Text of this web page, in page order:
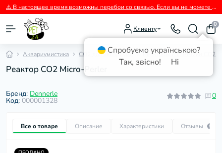
⚠️ В настоящее время возможны перебои со связью. Если вы не можете дозвониться, пожалуйста, пишите нам в Viber.
Клиенту
0
Аквариумистика СО2 для аквариума Реакторы и счетчики СО2
Реактор CO2 Micro-Perler
Бренд: Dennerle
Код: 000001328
0
Все о товаре Описание Характеристики Отзывы 0
Спробуємо українською?
Так, звісно!
Ні